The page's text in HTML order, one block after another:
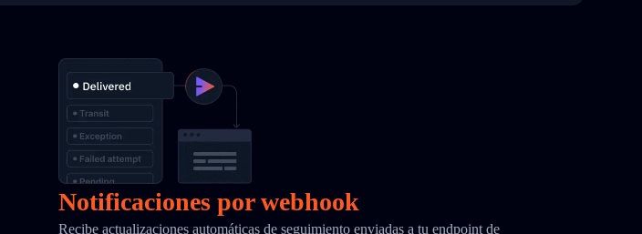
Notificaciones por webhook
Recibe actualizaciones automáticas de seguimiento enviadas a tu endpoint de